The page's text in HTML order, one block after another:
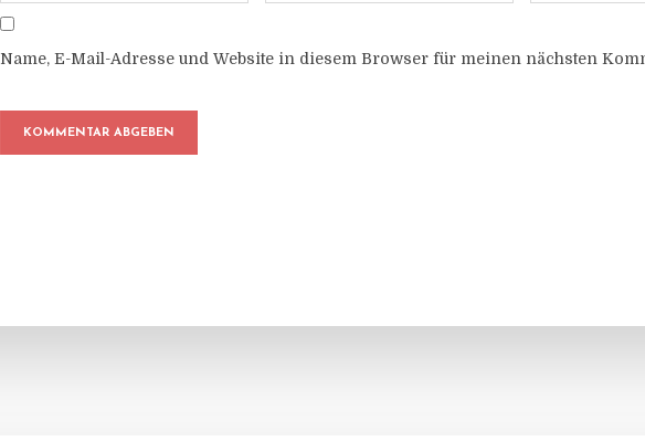
Name, E-Mail-Adresse und Website in diesem Browser für meinen nächsten